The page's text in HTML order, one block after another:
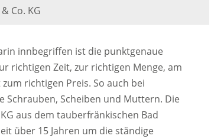
Co. KG
innbegriffen ist die punktgenaue
richtigen Zeit, zur richtigen Menge, am
richtigen Preis. So auch bei
Schrauben, Scheiben und Muttern. Die
aus dem tauberfränkischen Bad
über 15 Jahren um die ständige